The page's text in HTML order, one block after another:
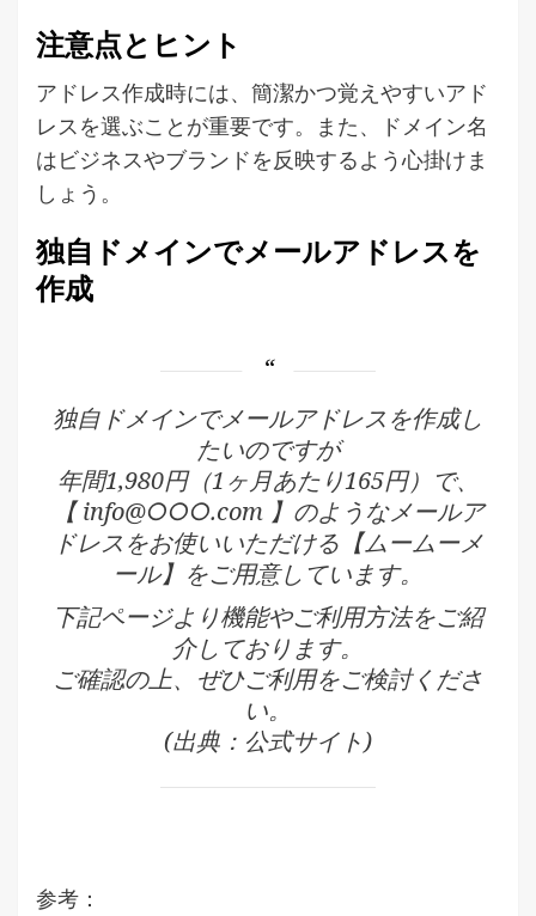
注意点とヒント
アドレス作成時には、簡潔かつ覚えやすいアド
レスを選ぶことが重要です。また、ドメイン名
はビジネスやブランドを反映するよう心掛けま
しょう。
独自ドメインでメールアドレスを
作成
独自ドメインでメールアドレスを作成し
たいのですが
年間1,980円（1ヶ月あたり165円）で、
【 info@○○○.com 】のようなメールア
ドレスをお使いいただける【ムームーメ
ール】をご用意しています。
下記ページより機能やご利用方法をご紹
介しております。
ご確認の上、ぜひご利用をご検討くださ
い。
(出典：公式サイト)
参考：